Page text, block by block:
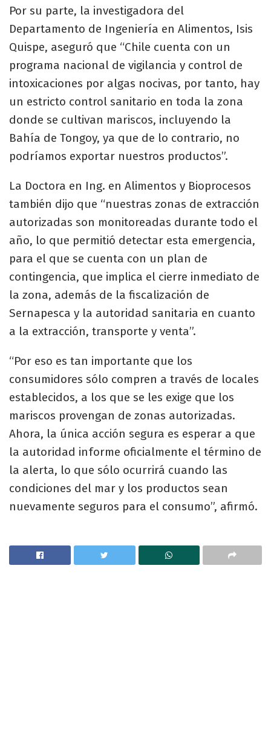
Por su parte, la investigadora del
Departamento de Ingeniería en Alimentos, Isis
Quispe, aseguró que “Chile cuenta con un
programa nacional de vigilancia y control de
intoxicaciones por algas nocivas, por tanto, hay
un estricto control sanitario en toda la zona
donde se cultivan mariscos, incluyendo la
Bahía de Tongoy, ya que de lo contrario, no
podríamos exportar nuestros productos”.
La Doctora en Ing. en Alimentos y Bioprocesos
también dijo que “nuestras zonas de extracción
autorizadas son monitoreadas durante todo el
año, lo que permitió detectar esta emergencia,
para el que se cuenta con un plan de
contingencia, que implica el cierre inmediato de
la zona, además de la fiscalización de
Sernapesca y la autoridad sanitaria en cuanto
a la extracción, transporte y venta”.
“Por eso es tan importante que los
consumidores sólo compren a través de locales
establecidos, a los que se les exige que los
mariscos provengan de zonas autorizadas.
Ahora, la única acción segura es esperar a que
la autoridad informe oficialmente el término de
la alerta, lo que sólo ocurrirá cuando las
condiciones del mar y los productos sean
nuevamente seguros para el consumo”, afirmó.